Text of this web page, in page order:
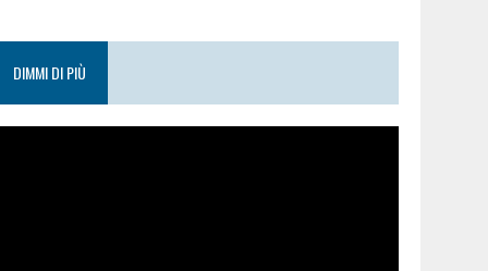
DIMMI DI PIÙ